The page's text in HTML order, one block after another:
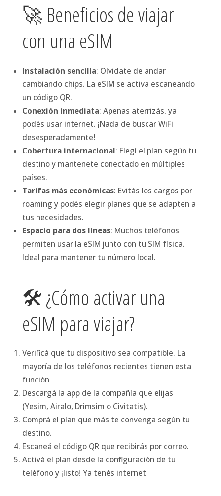
🚀 Beneficios de viajar
con una eSIM
Instalación sencilla: Olvidate de andar
cambiando chips. La eSIM se activa escaneando
un código QR.
Conexión inmediata: Apenas aterrizás, ya
podés usar internet. ¡Nada de buscar WiFi
desesperadamente!
Cobertura internacional: Elegí el plan según tu
destino y mantenete conectado en múltiples
países.
Tarifas más económicas: Evitás los cargos por
roaming y podés elegir planes que se adapten a
tus necesidades.
Espacio para dos líneas: Muchos teléfonos
permiten usar la eSIM junto con tu SIM física.
Ideal para mantener tu número local.
🛠️ ¿Cómo activar una
eSIM para viajar?
Verificá que tu dispositivo sea compatible. La
mayoría de los teléfonos recientes tienen esta
función.
Descargá la app de la compañía que elijas
(Yesim, Airalo, Drimsim o Civitatis).
Comprá el plan que más te convenga según tu
destino.
Escaneá el código QR que recibirás por correo.
Activá el plan desde la configuración de tu
teléfono y ¡listo! Ya tenés internet.